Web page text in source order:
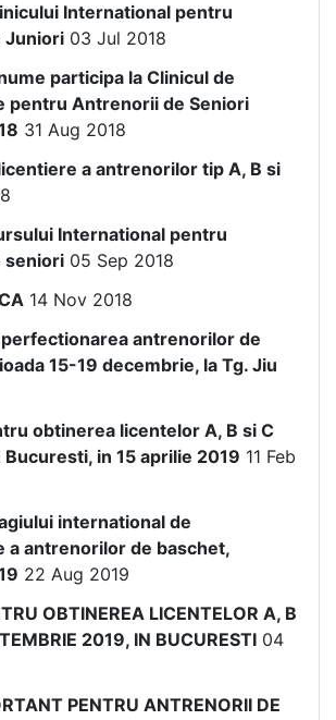
International pentru
Juniori 03 Jul 2018
participa la Clinicul de
pentru Antrenorii de Seniori
31 Aug 2018
a antrenorilor tip A, B si
International pentru
seniori 05 Sep 2018
14 Nov 2018
antrenorilor de
15-19 decembrie, la Tg. Jiu
obtinerea licentelor A, B si C
Bucuresti, in 15 aprilie 2019 11 Feb
international de
a antrenorilor de baschet,
22 Aug 2019
OBTINEREA LICENTELOR A, B
2019, IN BUCURESTI 04
PENTRU ANTRENORII DE